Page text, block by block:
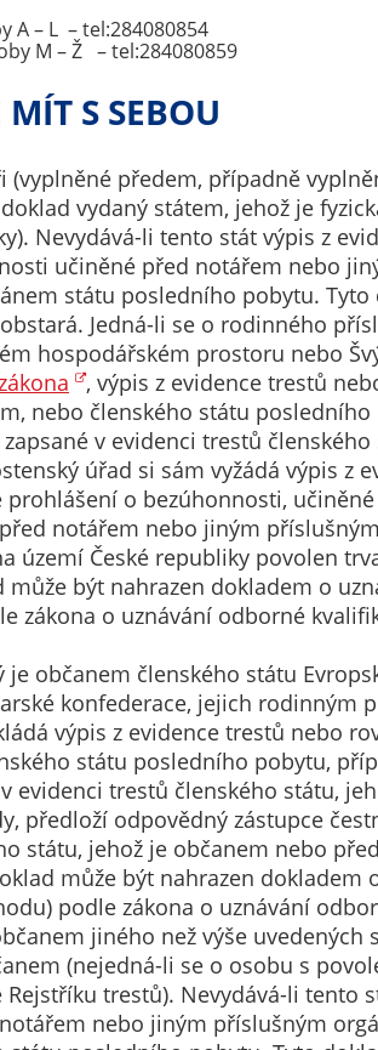
A – L – tel:284080854
M – Ž – tel:284080859
S SEBOU
předem, případně
vydaný státem, jehož je
Nevydává-li tento stát výpis z
učiněné před notářem nebo
státu posledního pobytu.
Jedná-li se o rodinného
hospodářském prostoru nebo
, výpis z evidence trestů
nebo členského státu
v evidenci trestů
úřad si sám vyžádá výpis z
prohlášení o bezúhonnosti,
notářem nebo jiným
území České republiky povolen
být nahrazen dokladem o
zákona o uznávání odborné
je občanem členského státu
konfederace, jejich
výpis z evidence trestů nebo
státu posledního pobytu,
evidenci trestů členského státu,
předloží odpovědný zástupce
státu, jehož je občanem nebo
může být nahrazen
podle zákona o uznávání
jiného než výše
(nejedná-li se o osobu s
trestů). Nevydává-li
nebo jiným příslušným
založené
zájmech,
profily. Na
těchto
není
možná
identifikace
osoby,
používány
údaje.
nevyjádříte
souhlas,
příjemcem
a reklam
Vašim